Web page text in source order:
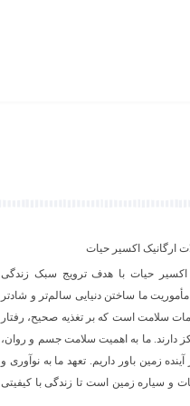
ارگانیک اکسیر حیات
اکسیر حیات با هدف ترویج سبک زندگی
ما ساختن دنیایی سالم‌تر و شادتر
سلامت است که بر تغذیه صحیح، رفتار
دارند. ما به اهمیت سلامت جسم و روان،
آینده زمین باور داریم. تعهد ما به نوآوری و
و سیاره زمین است تا زندگی با کیفیتی